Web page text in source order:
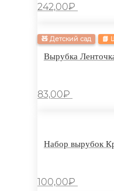
242,00₽
🧸 Детский сад 📗
Вырубка
83,00₽
Набор вырубок
100,00₽